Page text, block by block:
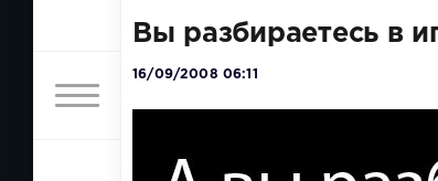
Вы разбираетесь в
16/09/2008 06:11